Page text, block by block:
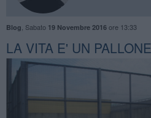
Blog Sabato 19 Novembre 2016ore 13:33
LA VITA E' UN